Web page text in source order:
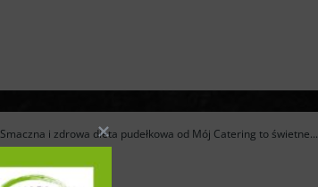
Smaczna i zdrowa dieta pudełkowa od Mój Catering to świetne...